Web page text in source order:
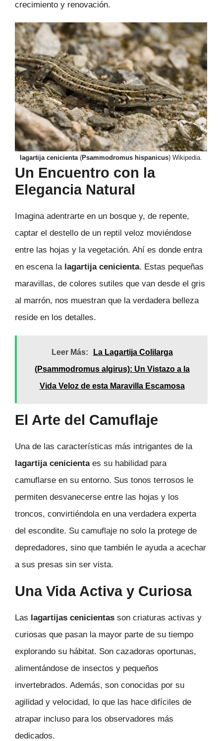
crecimiento y renovación.
lagartija cenicienta (Psammodromus hispanicus) Wikipedia.
Un Encuentro con la
Elegancia Natural
Imagina adentrarte en un bosque y, de repente,
captar el destello de un reptil veloz moviéndose
entre las hojas y la vegetación. Ahí es donde entra
en escena lalagartija cenicienta. Estas pequeñas
maravillas, de colores sutiles que van desde el gris
al marrón, nos muestran que la verdadera belleza
reside en los detalles.
Leer Más:
La Lagartija Colilarga
(Psammodromus algirus): Un Vistazo a la
Vida Veloz de esta Maravilla Escamosa
El Arte del Camuflaje
Una de las características más intrigantes de la
lagartija cenicientaes su habilidad para
camuflarse en su entorno. Sus tonos terrosos le
permiten desvanecerse entre las hojas y los
troncos, convirtiéndola en una verdadera experta
del escondite. Su camuflaje no solo la protege de
depredadores, sino que también le ayuda a acechar
a sus presas sin ser vista.
Una Vida Activa y Curiosa
Las lagartijas cenicientas son criaturas activas y
curiosas que pasan la mayor parte de su tiempo
explorando su hábitat. Son cazadoras oportunas,
alimentándose de insectos y pequeños
invertebrados. Además, son conocidas por su
agilidad y velocidad, lo que las hace difíciles de
atrapar incluso para los observadores más
dedicados.